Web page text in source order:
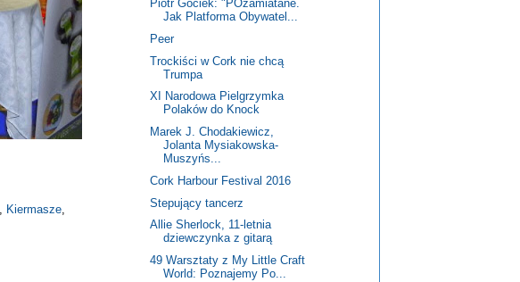
Kiermasze
Piotr Gociek: "POzamiatane.
Jak Platforma Obywatel...
Peer
Trockiści w Cork nie chcą
Trumpa
XI Narodowa Pielgrzymka
Polaków do Knock
Marek J. Chodakiewicz,
Jolanta Mysiakowska-
Muszyńs...
Cork Harbour Festival 2016
Stepujący tancerz
Allie Sherlock, 11-letnia
dziewczynka z gitarą
49 Warsztaty z My Little Craft
World: Poznajemy Po...